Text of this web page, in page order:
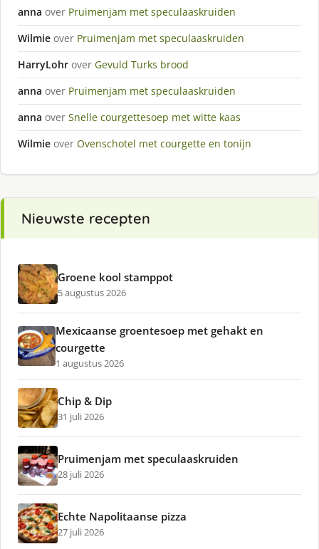
anna over Pruimenjam met speculaaskruiden
Wilmie over Pruimenjam met speculaaskruiden
HarryLohr over Gevuld Turks brood
anna over Pruimenjam met speculaaskruiden
anna over Snelle courgettesoep met witte kaas
Wilmie over Ovenschotel met courgette en tonijn
Nieuwste recepten
Groene kool stamppot
5 augustus 2026
Mexicaanse groentesoep met gehakt en
courgette
1 augustus 2026
Chip & Dip
31 juli 2026
Pruimenjam met speculaaskruiden
28 juli 2026
Echte Napolitaanse pizza
27 juli 2026